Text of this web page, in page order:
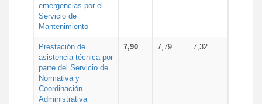
emergencias por el
Servicio de
Mantenimiento
Prestación de
asistencia técnica por
parte del Servicio de
Normativa y
Coordinación
Administrativa
7,90 7,79 7,32